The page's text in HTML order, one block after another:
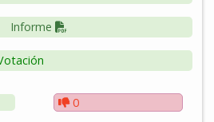
y el deporte han abarcado un
vidas. Con la realización de
saludable, divertirnos, conocer a
Informe
0